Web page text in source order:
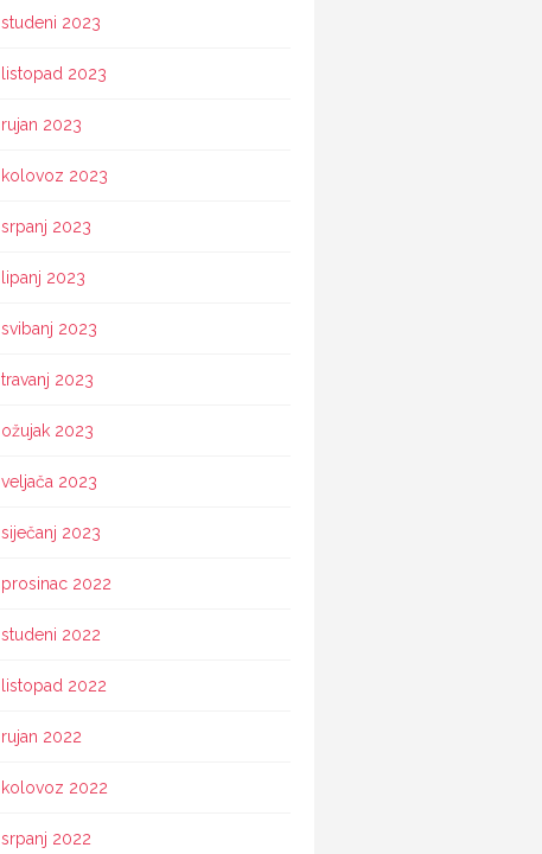
studeni 2023
listopad 2023
rujan 2023
kolovoz 2023
srpanj 2023
lipanj 2023
svibanj 2023
travanj 2023
ožujak 2023
veljača 2023
siječanj 2023
prosinac 2022
studeni 2022
listopad 2022
rujan 2022
kolovoz 2022
srpanj 2022